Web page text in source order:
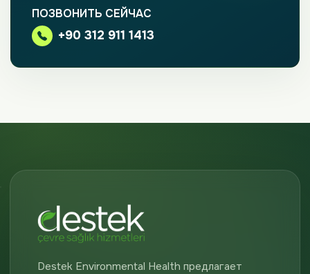
ПОЗВОНИТЬ СЕЙЧАС
+90 312 911 1413
Destek Environmental Health предлагает